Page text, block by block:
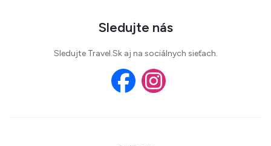
Sledujte nás
Sledujte Travel.Sk aj na sociálnych sieťach.